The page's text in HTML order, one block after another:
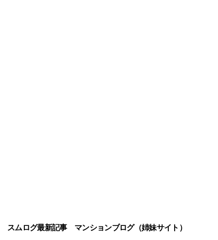
スムログ最新記事マンションブログ（姉妹サイト）